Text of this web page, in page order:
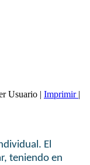
Usuario | Imprimir |
El
teniendo en